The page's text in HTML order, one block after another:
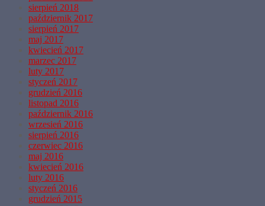
sierpień 2018
październik 2017
sierpień 2017
maj 2017
kwiecień 2017
marzec 2017
luty 2017
styczeń 2017
grudzień 2016
listopad 2016
październik 2016
wrzesień 2016
sierpień 2016
czerwiec 2016
maj 2016
kwiecień 2016
luty 2016
styczeń 2016
grudzień 2015